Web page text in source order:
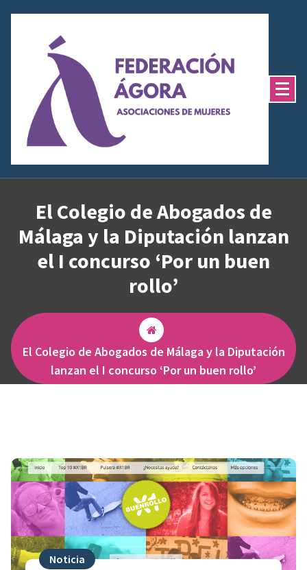
El Colegio de Abogados de
Málaga y la Diputación lanzan
el I concurso ‘Por un buen
rollo’
El Colegio de Abogados de Málaga y la Diputación
lanzan el I concurso ‘Por un buen rollo’
Noticia